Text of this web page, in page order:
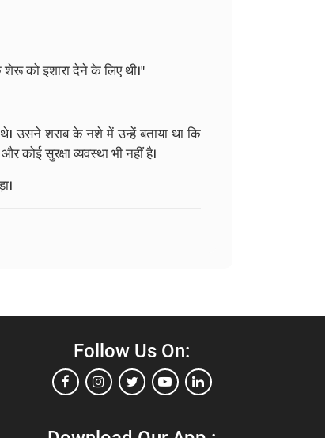
शेरू को इशारा देने के लिए थी।"
उसने शराब के नशे में उन्हें बताया था कि
कोई सुरक्षा व्यवस्था भी नहीं है।
Follow Us On: